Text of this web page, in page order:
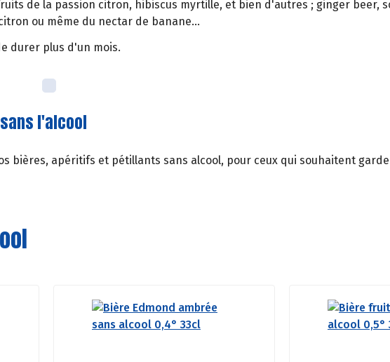
de la passion citron, hibiscus myrtille, et bien d'autres ; ginger beer,
ou même du nectar de banane...
durer plus d'un mois.
l'alcool
bières, apéritifs et pétillants sans alcool, pour ceux qui souhaitent